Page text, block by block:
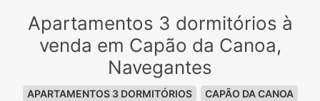
Apartamentos 3 dormitórios à
venda em Capão da Canoa,
Navegantes
APARTAMENTOS 3 DORMITÓRIOS
CAPÃO DA CANOA